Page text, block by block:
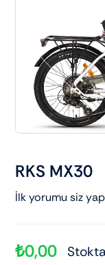
Scooter motorlar
Cub ve cg
Racing motorlar
Touring ve naked
RKS MX30
İlk yorumu siz
₺0,00